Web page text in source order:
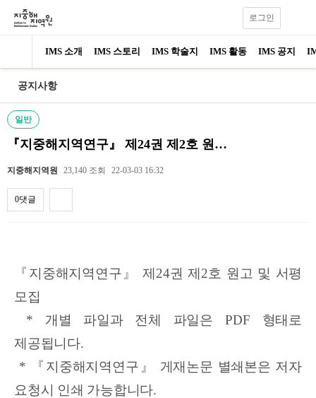
IMS 소개 IMS 스토리 IMS 학술지 IMS 활동 IMS 공지
로그인
공지사항
일반
『지중해지역연구』 제24권 제2호 원…
지중해지역원 23,140 조회 22-03-03 16:32
0댓글
『 지중해지역연구 』제 24권 제 2호 원고 및 서평
모집
* 개별 파일과 전체 파일은 PDF 형태로
제공됩니다.
*
『 지중해지역연구 』 게재논문 별쇄본은 저자
요청시 인쇄 가능합니다.